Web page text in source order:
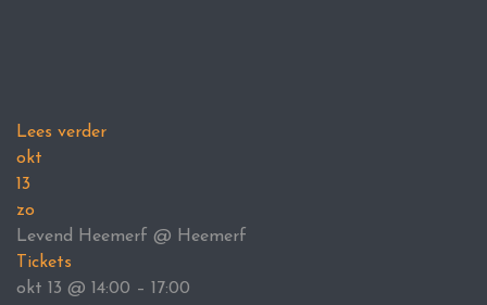
Lees verder
okt
13
zo
Levend Heemerf @ Heemerf
Tickets
okt 13 @ 14:00 – 17:00